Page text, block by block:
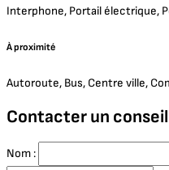
Interphone, Portail électrique,
À proximité
Autoroute, Bus, Centre ville,
Contacter un
Nom :